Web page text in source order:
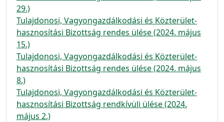
29.)
Tulajdonosi, Vagyongazdálkodási és Közterület-
hasznosítási Bizottság rendes ülése (2024. május
15.)
Tulajdonosi, Vagyongazdálkodási és Közterület-
hasznosítási Bizottság rendes ülése (2024. május
8.)
Tulajdonosi, Vagyongazdálkodási és Közterület-
hasznosítási Bizottság rendkívüli ülése (2024.
május 2.)